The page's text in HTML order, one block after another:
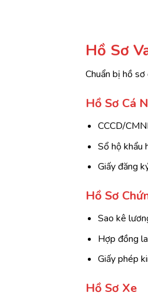
Hồ Sơ
Chuẩn bị hồ
Hồ Sơ Cá
CCCD/
Sổ hộ khẩu
Giấy đăng
Hồ Sơ
Sao kê
Hợp đồng
Giấy phép
Hồ Sơ Xe